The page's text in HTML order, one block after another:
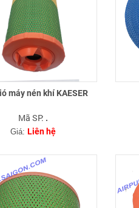
máy nén khí KAESER
Mã SP: .
Giá: Liên hệ